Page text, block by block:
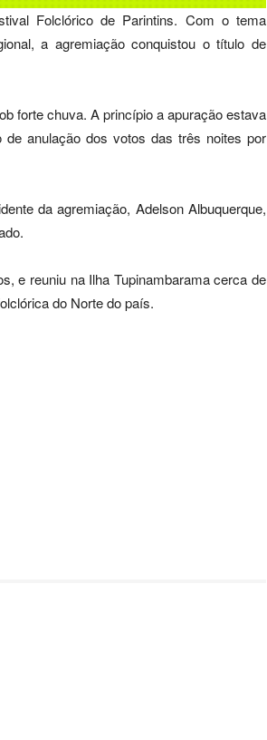
Folclórico de Parintins. Com o tema
a agremiação conquistou o título de
forte chuva. A princípio a apuração estava
anulação dos votos das três noites por
da agremiação, Adelson Albuquerque,
e reuniu na Ilha Tupinambarama cerca de
do Norte do país.